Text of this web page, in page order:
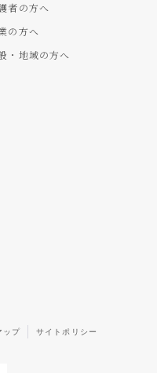
者の方へ
の方へ
・地域の方へ
ップ サイトポリシー